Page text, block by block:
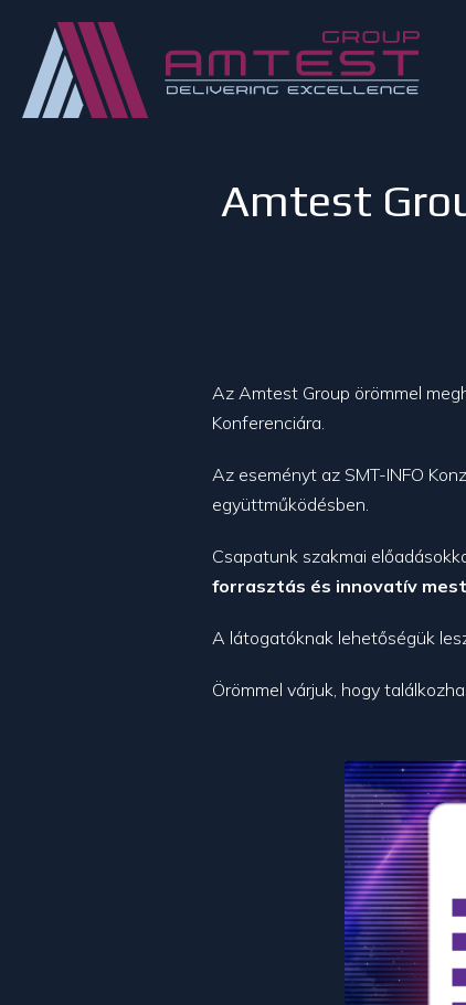
Amtest
Az Amtest Group örömmel
Konferenciára.
Az eseményt az SMT-INFO
együttműködésben.
Csapatunk szakmai
forrasztás és innovatív
A látogatóknak lehetőségük
Örömmel várjuk, hogy